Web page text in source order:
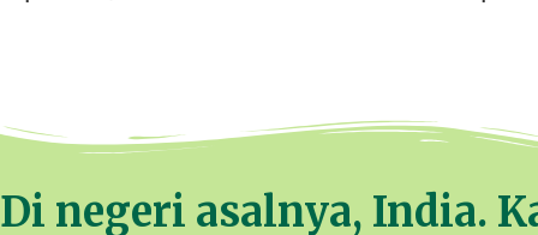
Di negeri asalnya, India.